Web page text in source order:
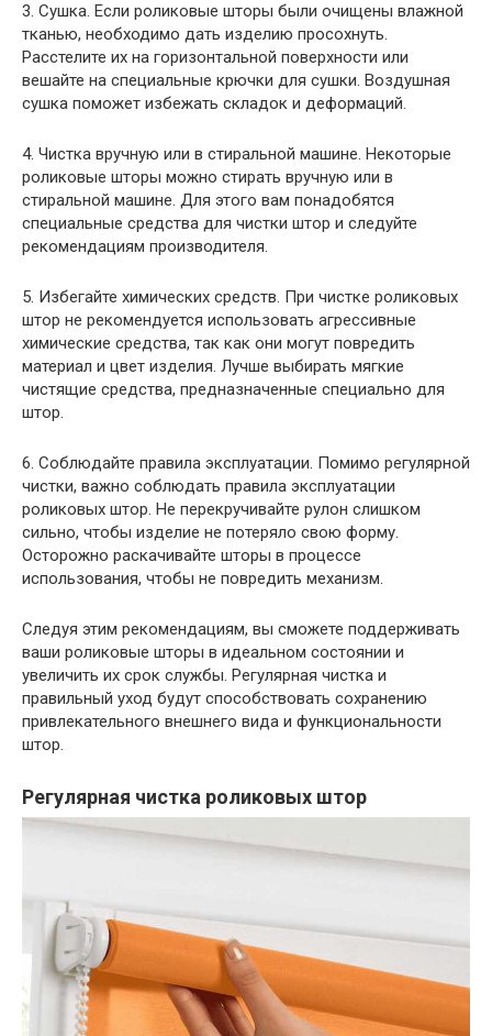
3. Сушка. Если роликовые шторы были очищены влажной
тканью, необходимо дать изделию просохнуть.
Расстелите их на горизонтальной поверхности или
вешайте на специальные крючки для сушки. Воздушная
сушка поможет избежать складок и деформаций.
4. Чистка вручную или в стиральной машине. Некоторые
роликовые шторы можно стирать вручную или в
стиральной машине. Для этого вам понадобятся
специальные средства для чистки штор и следуйте
рекомендациям производителя.
5. Избегайте химических средств. При чистке роликовых
штор не рекомендуется использовать агрессивные
химические средства, так как они могут повредить
материал и цвет изделия. Лучше выбирать мягкие
чистящие средства, предназначенные специально для
штор.
6. Соблюдайте правила эксплуатации. Помимо регулярной
чистки, важно соблюдать правила эксплуатации
роликовых штор. Не перекручивайте рулон слишком
сильно, чтобы изделие не потеряло свою форму.
Осторожно раскачивайте шторы в процессе
использования, чтобы не повредить механизм.
Следуя этим рекомендациям, вы сможете поддерживать
ваши роликовые шторы в идеальном состоянии и
увеличить их срок службы. Регулярная чистка и
правильный уход будут способствовать сохранению
привлекательного внешнего вида и функциональности
штор.
Регулярная чистка роликовых штор